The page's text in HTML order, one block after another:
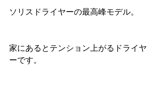
ソリスドライヤーの最高峰モデル。
家にあるとテンション上がるドライヤ
ーです。